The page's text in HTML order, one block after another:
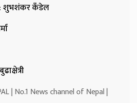
: शुभशंकर कँडेल
| No.1 News channel of Nepal |